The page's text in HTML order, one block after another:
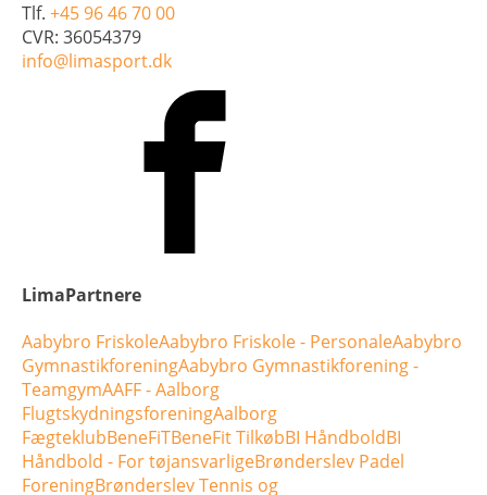
Tlf. +45 96 46 70 00
CVR: 36054379
info@limasport.dk
LimaPartnere
Aabybro FriskoleAabybro Friskole - PersonaleAabybro
GymnastikforeningAabybro Gymnastikforening -
TeamgymAAFF - Aalborg
FlugtskydningsforeningAalborg
FægteklubBeneFiTBeneFit TilkøbBI HåndboldBI
Håndbold - For tøjansvarligeBrønderslev Padel
ForeningBrønderslev Tennis og